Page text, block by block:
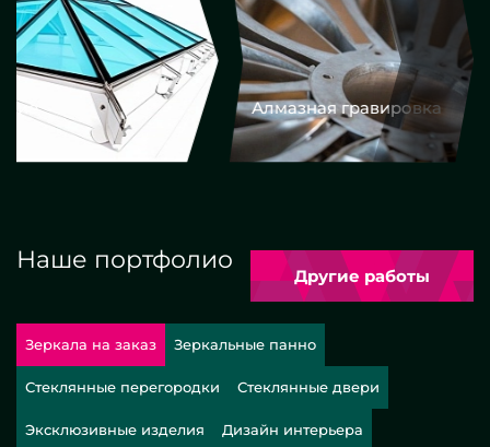
Алмазная гравировка
Наше портфолио
Другие работы
Зеркала на заказ Зеркальные панно
Стеклянные перегородки Стеклянные двери
Эксклюзивные изделия Дизайн интерьера